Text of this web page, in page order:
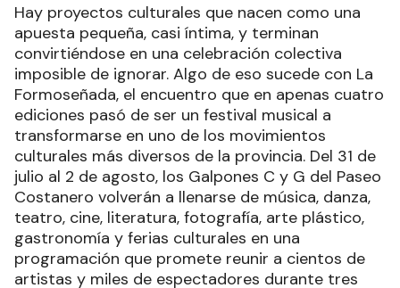
Hay proyectos culturales que nacen como una
apuesta pequeña, casi íntima, y terminan
convirtiéndose en una celebración colectiva
imposible de ignorar. Algo de eso sucede con La
Formoseñada, el encuentro que en apenas cuatro
ediciones pasó de ser un festival musical a
transformarse en uno de los movimientos
culturales más diversos de la provincia. Del 31 de
julio al 2 de agosto, los Galpones C y G del Paseo
Costanero volverán a llenarse de música, danza,
teatro, cine, literatura, fotografía, arte plástico,
gastronomía y ferias culturales en una
programación que promete reunir a cientos de
artistas y miles de espectadores durante tres